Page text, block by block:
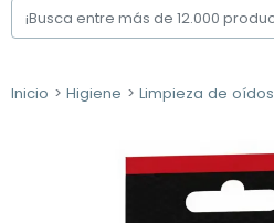
Inicio Higiene Limpieza de oídos